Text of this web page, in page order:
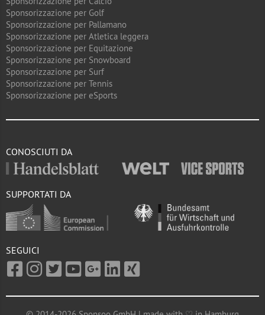
Sponsorizzazione per Golf
Sponsorizzazione per Pallamano
Sponsorizzazione per Atletica leggera
Sponsorizzazione per Equitazione
Sponsorizzazione per Snowboard
Sponsorizzazione per Surf
Sponsorizzazione per Tennis
Sponsorizzazione per eSports
CONOSCIUTI DA
SUPPORTATI DA
SEGUICI